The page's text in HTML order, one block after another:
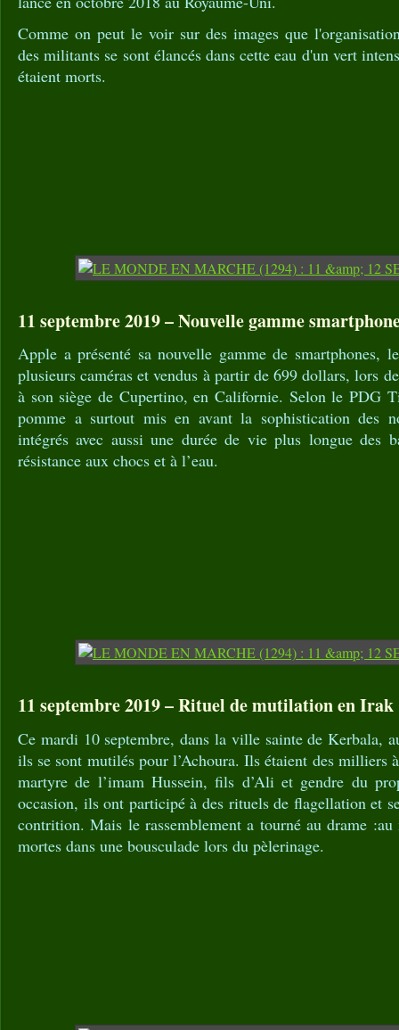
Comme on peut le voir sur des images que
des militants se sont élancés dans cette eau d'un vert
étaient morts.
11 septembre 2019 – Nouvelle gamme
Apple a présenté sa nouvelle gamme de smartphones,
plusieurs caméras et vendus à partir de 699 dollars, lors
à son siège de Cupertino, en Californie. Selon le PDG
pomme a surtout mis en avant la sophistication des
intégrés avec aussi une durée de vie plus longue des
résistance aux chocs et à l’eau.
11 septembre 2019 – Rituel de mutilation en
Ce mardi 10 septembre, dans la ville sainte de Kerbala,
ils se sont mutilés pour l’Achoura. Ils étaient des milliers
martyre de l’imam Hussein, fils d’Ali et gendre du
occasion, ils ont participé à des rituels de flagellation et
contrition. Mais le rassemblement a tourné au drame :au
mortes dans une bousculade lors du pèlerinage.